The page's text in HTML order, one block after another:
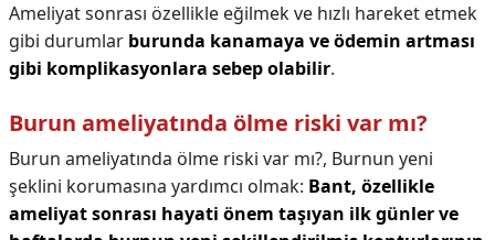
Ameliyat sonrası özellikle eğilmek ve hızlı hareket etmek
gibi durumlar burunda kanamaya ve ödemin artması
gibi komplikasyonlara sebep olabilir.
Burun ameliyatında ölme riski var mı?
Burun ameliyatında ölme riski var mı?, Burnun yeni
şeklini korumasına yardımcı olmak: Bant, özellikle
ameliyat sonrası hayati önem taşıyan ilk günler ve